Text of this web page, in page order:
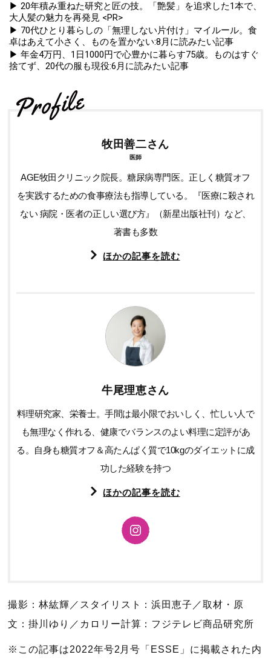
▶ 20年積み重ねた研究と匠の技。「艶髪」を追求した1本で、
大人髪の魅力を再発見 <PR>
▶ 70代ひとり暮らしの「無理しない片付け」マイルール。食
卓はあえて小さく、ものを置かない:8月に読みたい記事
▶ 年金4万円、1日1000円で心豊かに暮らす75歳。ものはすぐ
捨てず、20代の服も現役:6月に読みたい記事
牧田善二さん
医師
AGE牧田クリニック院長。糖尿病専門医。正しく糖質オフ
を実践するための食事療法も指導している。『医療に殺され
ない 病院・医者の正しい選び方』（新星出版社刊）など、
著書も多数
ほかの記事を読む
牛尾理恵さん
料理研究家、栄養士。手間は最小限でおいしく、忙しい人で
も無理なく作れる、健康でバランスのよい料理に定評があ
る。自身も糖質オフ＆高たんぱく質で10kgのダイエットに成
功した経験を持つ
ほかの記事を読む
撮影：林紘輝／スタイリスト：浜田恵子／取材・原
文：掛川ゆり／カロリー計算：フジテレビ商品研究所
※この記事は2022年号2月号「ESSE」に掲載された内